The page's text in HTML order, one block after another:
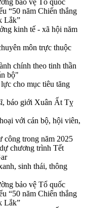
bảo vệ Tổ quốc
“50 năm Chiến thắng
Lắk”
kinh tế - xã hội năm
môn trực thuộc
chính theo tinh thần
bộ"
cho mục tiêu tăng
báo giới Xuân Ất Tỵ
với cán bộ, hội viên,
công trong năm 2025
chương trình Tết
sinh thái, thông
bảo vệ Tổ quốc
“50 năm Chiến thắng
Lắk”